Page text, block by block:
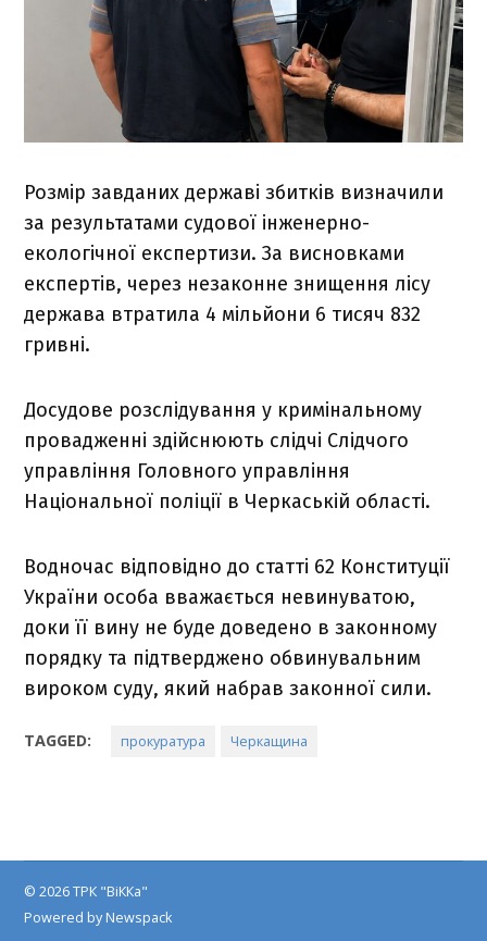
Розмір завданих державі збитків визначили
за результатами судової інженерно-
екологічної експертизи. За висновками
експертів, через незаконне знищення лісу
держава втратила 4 мільйони 6 тисяч 832
гривні.
Досудове розслідування у кримінальному
провадженні здійснюють слідчі Слідчого
управління Головного управління
Національної поліції в Черкаській області.
Водночас відповідно до статті 62 Конституції
України особа вважається невинуватою,
доки її вину не буде доведено в законному
порядку та підтверджено обвинувальним
вироком суду, який набрав законної сили.
TAGGED: прокуратура Черкащина
© 2026 ТРК "ВіККа"
Powered by Newspack